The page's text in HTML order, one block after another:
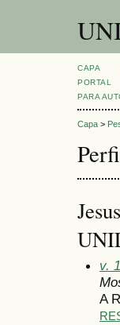
CAPA
PORTAL
PARA
Capa >
v.
A